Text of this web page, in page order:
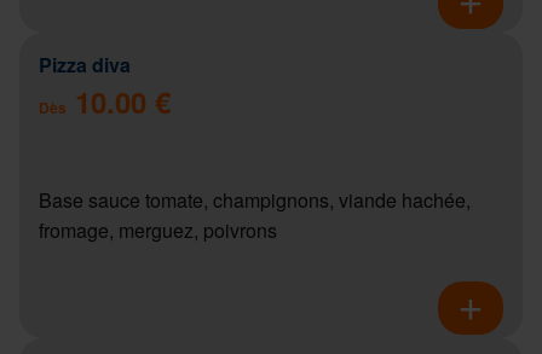
Pizza diva
Dès 10.00 €
Base sauce tomate, champignons, viande hachée,
fromage, merguez, poivrons